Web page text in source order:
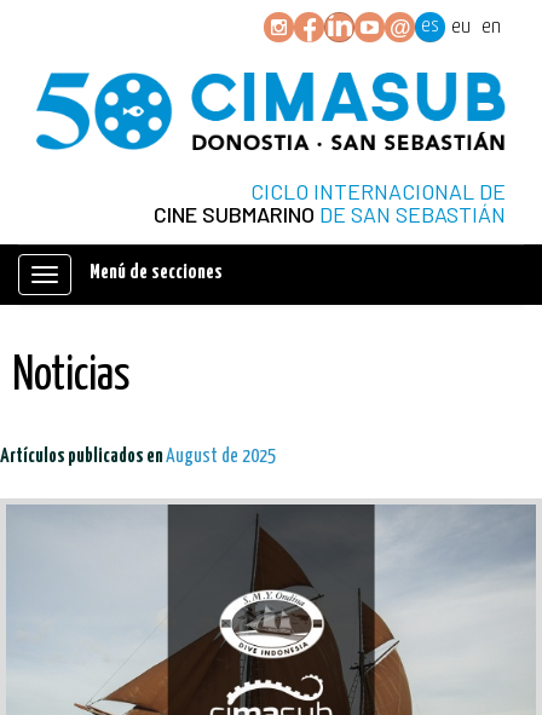
es eu en
CICLO INTERNACIONAL DE
CINE SUBMARINO DE SAN SEBASTIÁN
Mostrar/ocultar
Menú de secciones
Noticias
Artículos publicados enAugust de 2025